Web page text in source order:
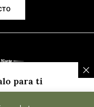
para ti